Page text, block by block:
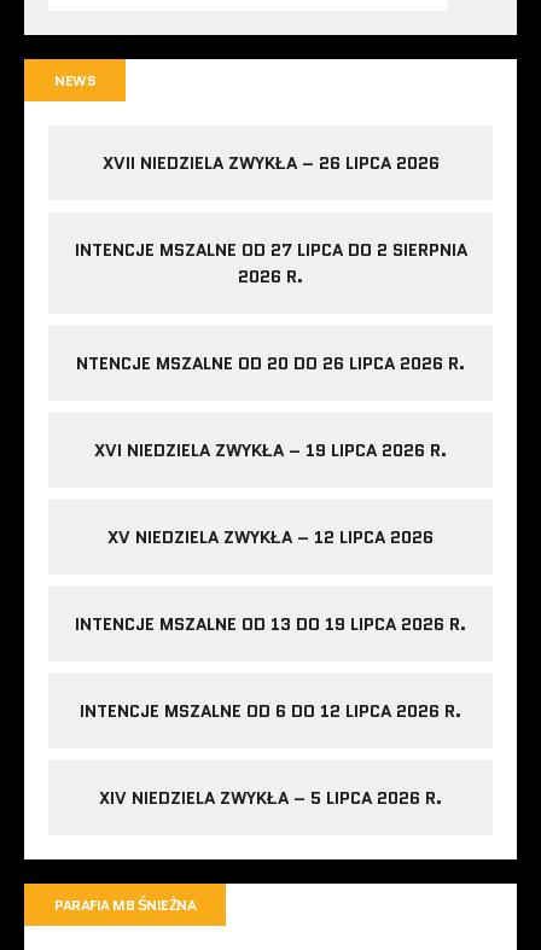
NEWS
XVII NIEDZIELA ZWYKŁA – 26 LIPCA 2026
INTENCJE MSZALNE OD 27 LIPCA DO 2 SIERPNIA
2026 R.
NTENCJE MSZALNE OD 20 DO 26 LIPCA 2026 R.
XVI NIEDZIELA ZWYKŁA – 19 LIPCA 2026 R.
XV NIEDZIELA ZWYKŁA – 12 LIPCA 2026
INTENCJE MSZALNE OD 13 DO 19 LIPCA 2026 R.
INTENCJE MSZALNE OD 6 DO 12 LIPCA 2026 R.
XIV NIEDZIELA ZWYKŁA – 5 LIPCA 2026 R.
PARAFIA MB ŚNIEŻNA